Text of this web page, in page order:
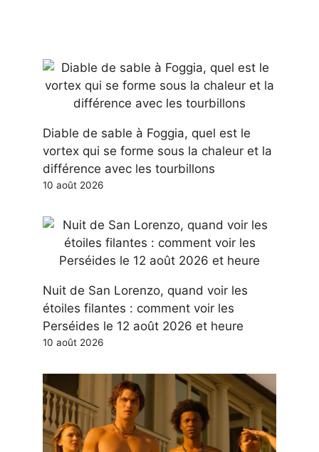
Diable de sable à Foggia, quel est le
vortex qui se forme sous la chaleur et la
différence avec les tourbillons
10 août 2026
Nuit de San Lorenzo, quand voir les
étoiles filantes : comment voir les
Perséides le 12 août 2026 et heure
10 août 2026